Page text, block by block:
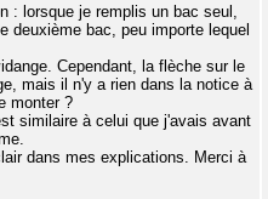
: lorsque je remplis un bac seul,
deuxième bac, peu importe lequel
Cependant, la flèche sur le
mais il n'y a rien dans la notice à
monter ?
similaire à celui que j'avais avant
dans mes explications. Merci à